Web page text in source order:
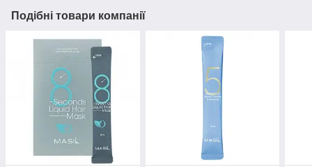
Подібні товари компанії